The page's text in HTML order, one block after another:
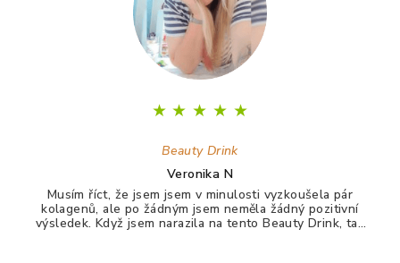
★ ★ ★ ★ ★
Beauty Drink
Veronika N
Musím říct, že jsem jsem v minulosti vyzkoušela pár
kolagenů, ale po žádným jsem neměla žádný pozitivní
výsledek. Když jsem narazila na tento Beauty Drink, tak